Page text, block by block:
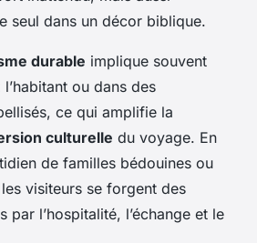
seul dans un décor biblique.
durable implique souvent
ou dans des
ce qui amplifie la
culturelle du voyage. En
de familles bédouines ou
visiteurs se forgent des
par l’hospitalité, l’échange et le